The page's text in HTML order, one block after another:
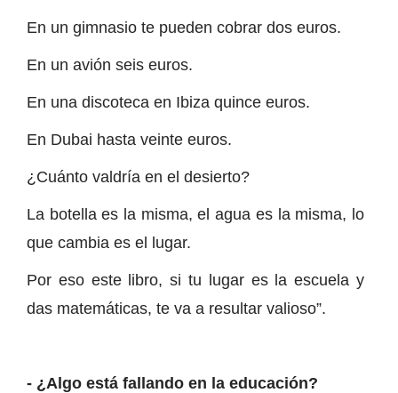
En un gimnasio te pueden cobrar dos euros.
En un avión seis euros.
En una discoteca en Ibiza quince euros.
En Dubai hasta veinte euros.
¿Cuánto valdría en el desierto?
La botella es la misma, el agua es la misma, lo
que cambia es el lugar.
Por eso este libro, si tu lugar es la escuela y
das matemáticas, te va a resultar valioso”.
- ¿Algo está fallando en la educación?